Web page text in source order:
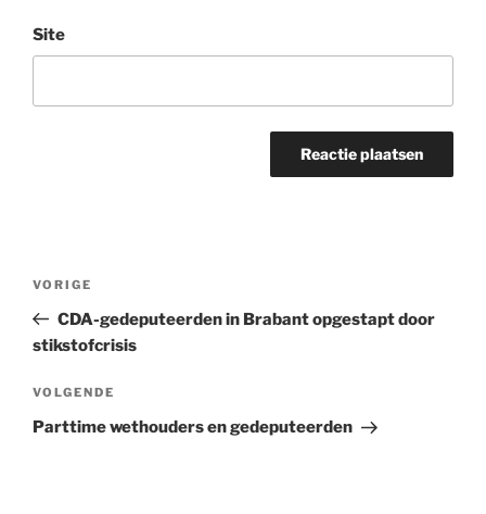
Site
Vorig
bericht
VORIGE
CDA-gedeputeerden in Brabant opgestapt door
stikstofcrisis
Volgend
bericht
VOLGENDE
Parttime wethouders en gedeputeerden